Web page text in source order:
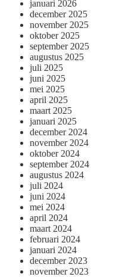
januari 2026
december 2025
november 2025
oktober 2025
september 2025
augustus 2025
juli 2025
juni 2025
mei 2025
april 2025
maart 2025
januari 2025
december 2024
november 2024
oktober 2024
september 2024
augustus 2024
juli 2024
juni 2024
mei 2024
april 2024
maart 2024
februari 2024
januari 2024
december 2023
november 2023